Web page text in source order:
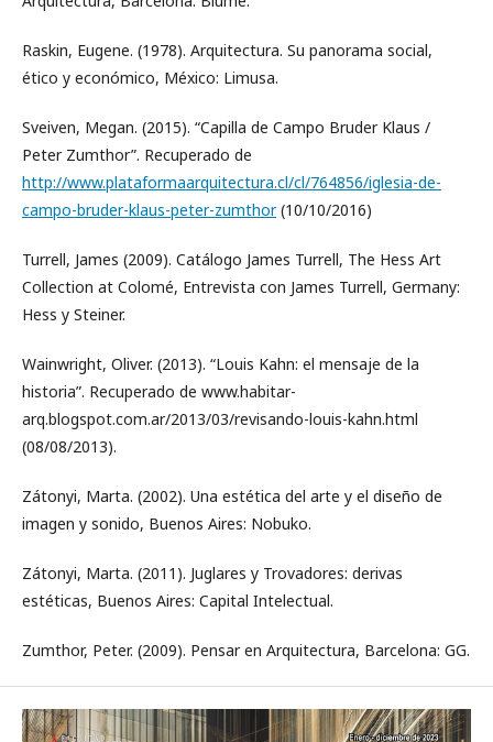
Raskin, Eugene. (1978). Arquitectura. Su panorama social,
ético y económico, México: Limusa.
Sveiven, Megan. (2015). “Capilla de Campo Bruder Klaus /
Peter Zumthor”. Recuperado de
http://www.plataformaarquitectura.cl/cl/764856/iglesia-de-
campo-bruder-klaus-peter-zumthor(10/10/2016)
Turrell, James (2009). Catálogo James Turrell, The Hess Art
Collection at Colomé, Entrevista con James Turrell, Germany:
Hess y Steiner.
Wainwright, Oliver. (2013). “Louis Kahn: el mensaje de la
historia”. Recuperado de www.habitar-
arq.blogspot.com.ar/2013/03/revisando-louis-kahn.html
(08/08/2013).
Zátonyi, Marta. (2002). Una estética del arte y el diseño de
imagen y sonido, Buenos Aires: Nobuko.
Zátonyi, Marta. (2011). Juglares y Trovadores: derivas
estéticas, Buenos Aires: Capital Intelectual.
Zumthor, Peter. (2009). Pensar en Arquitectura, Barcelona: GG.